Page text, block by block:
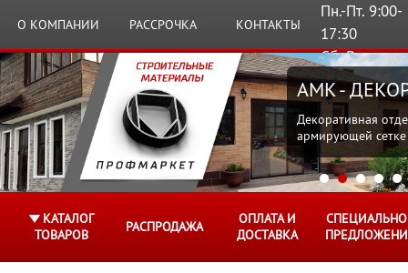
О КОМПАНИИ РАССРОЧКА КОНТАКТЫ
Пн.-Пт. 9:00-
17:30
Сб.,Вс.
Выходные
AMK -
Декоративная
армирующей сетке
КАТАЛОГ
ТОВАРОВ
РАСПРОДАЖА
ОПЛАТА И
ДОСТАВКА